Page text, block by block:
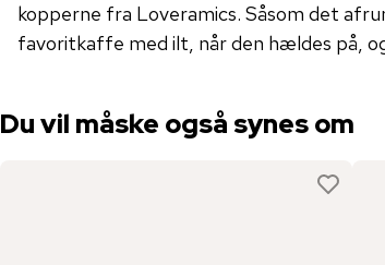
kopperne fra Loveramics. Såsom det
favoritkaffe med ilt, når den hældes på,
Du vil måske også synes om